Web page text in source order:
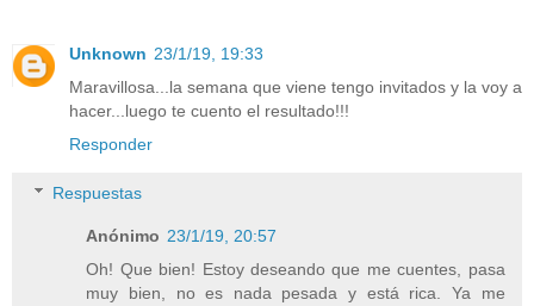
Unknown 23/1/19, 19:33
Maravillosa...la semana que viene tengo invitados y la voy a
hacer...luego te cuento el resultado!!!
Responder
Respuestas
Anónimo 23/1/19, 20:57
Oh! Que bien! Estoy deseando que me cuentes, pasa
muy bien, no es nada pesada y está rica. Ya me